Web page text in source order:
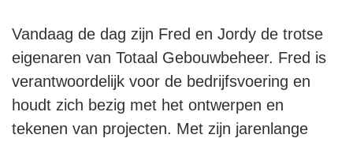
Vandaag de dag zijn Fred en Jordy de trotse
eigenaren van Totaal Gebouwbeheer. Fred is
verantwoordelijk voor de bedrijfsvoering en
houdt zich bezig met het ontwerpen en
tekenen van projecten. Met zijn jarenlange